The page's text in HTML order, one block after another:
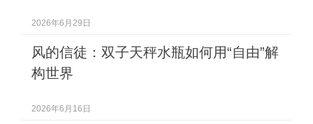
2026年6月29日
风的信徒：双子天秤水瓶如何用“自由”解
构世界
2026年6月16日